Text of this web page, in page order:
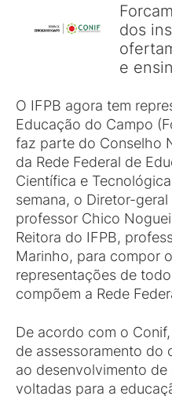
dos
e
O IFPB agora tem
Educação do Campo
faz parte do Conselho
da Rede Federal de
Científica e
semana, o Diretor-
professor Chico
Reitora do IFPB,
Marinho, para compor
representações de
compõem a Rede
De acordo com o
de assessoramento do
ao desenvolvimento
voltadas para a